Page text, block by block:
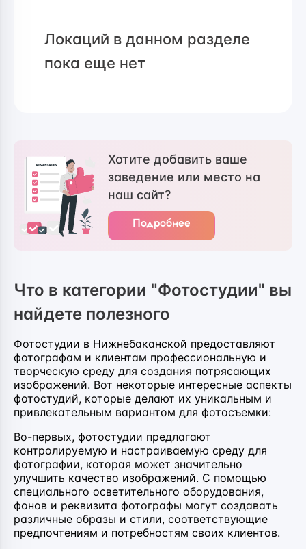
Локаций в данном разделе
пока еще нет
Хотите добавить ваше
заведение или место на
наш сайт?
Подробнее
Что в категории "Фотостудии" вы
найдете полезного
Фотостудии в Нижнебаканской предоставляют
фотографам и клиентам профессиональную и
творческую среду для создания потрясающих
изображений. Вот некоторые интересные аспекты
фотостудий, которые делают их уникальным и
привлекательным вариантом для фотосъемки:
Во-первых, фотостудии предлагают
контролируемую и настраиваемую среду для
фотографии, которая может значительно
улучшить качество изображений. С помощью
специального осветительного оборудования,
фонов и реквизита фотографы могут создавать
различные образы и стили, соответствующие
предпочтениям и потребностям своих клиентов.